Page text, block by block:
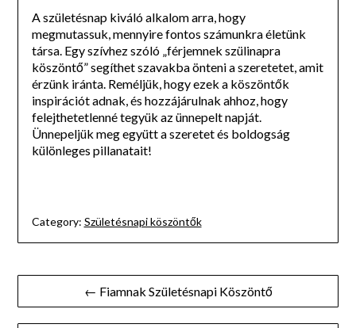
A születésnap kiváló alkalom arra, hogy
megmutassuk, mennyire fontos számunkra életünk
társa. Egy szívhez szóló „férjemnek szülinapra
köszöntő” segíthet szavakba önteni a szeretetet, amit
érzünk iránta. Reméljük, hogy ezek a köszöntők
inspirációt adnak, és hozzájárulnak ahhoz, hogy
felejthetetlenné tegyük az ünnepelt napját.
Ünnepeljük meg együtt a szeretet és boldogság
különleges pillanatait!
Category: Születésnapi köszöntők
Bejegyzés
navigáció
← Fiamnak Születésnapi Köszöntő